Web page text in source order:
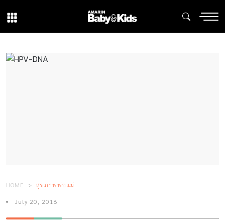
HOME สุขภาพพ่อแม่
July 20, 2016